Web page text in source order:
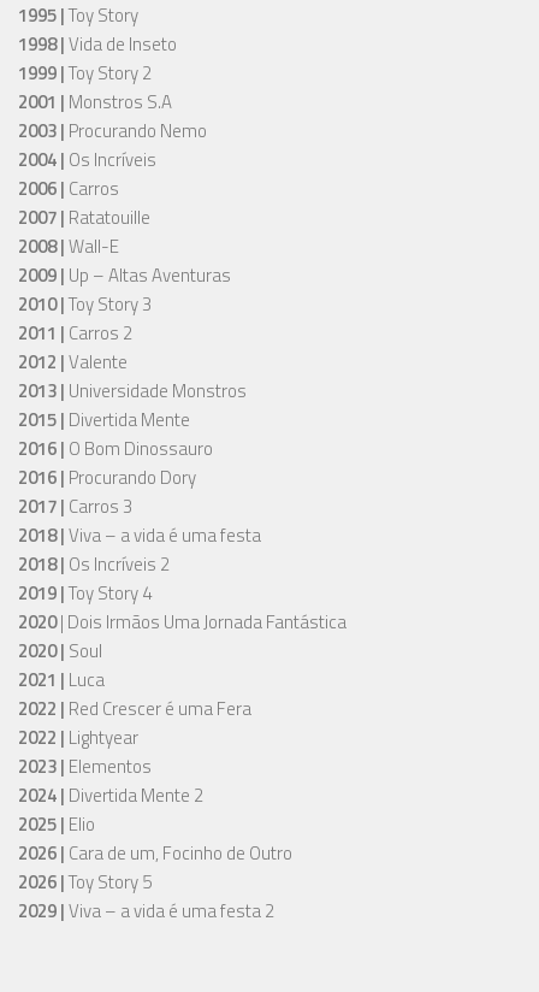
1995 |Toy Story
1998 |Vida de Inseto
1999 |Toy Story 2
2001 | Monstros S.A
2003 | Procurando Nemo
2004 | Os Incríveis
2006 | Carros
2007 | Ratatouille
2008 |Wall-E
2009 | Up – Altas Aventuras
2010 |Toy Story 3
2011 | Carros 2
2012 |Valente
2013 | Universidade Monstros
2015 | Divertida Mente
2016 | O Bom Dinossauro
2016 | Procurando Dory
2017 | Carros 3
2018 |Viva – a vida é uma festa
2018 | Os Incríveis 2
2019 |Toy Story 4
2020| Dois Irmãos Uma Jornada Fantástica
2020 | Soul
2021 | Luca
2022 | Red Crescer é uma Fera
2022 | Lightyear
2023 | Elementos
2024 | Divertida Mente 2
2025 | Elio
2026 | Cara de um, Focinho de Outro
2026 |Toy Story 5
2029 |Viva – a vida é uma festa 2